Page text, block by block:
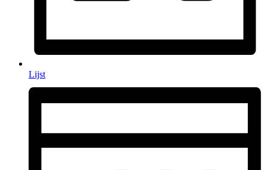
Lijst